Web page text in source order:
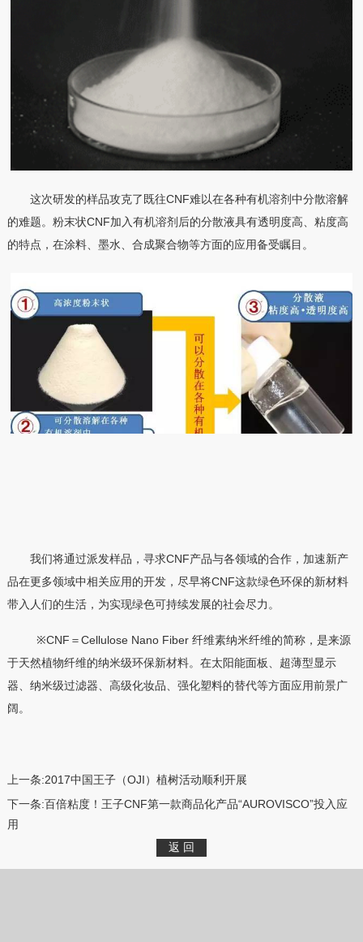
这次研发的样品攻克了既往CNF难以在各种有机溶剂中分散溶解
的难题。粉末状CNF加入有机溶剂后的分散液具有透明度高、粘度高
的特点，在涂料、墨水、合成聚合物等方面的应用备受瞩目。
我们将通过派发样品，寻求CNF产品与各领域的合作，加速新产
品在更多领域中相关应用的开发，尽早将CNF这款绿色环保的新材料
带入人们的生活，为实现绿色可持续发展的社会尽力。
※CNF＝Cellulose Nano Fiber 纤维素纳米纤维的简称，是来源
于天然植物纤维的纳米级环保新材料。在太阳能面板、超薄型显示
器、纳米级过滤器、高级化妆品、强化塑料的替代等方面应用前景广
阔。
上一条:2017中国王子（OJI）植树活动顺利开展
下一条:百倍粘度！王子CNF第一款商品化产品“AUROVISCO”投入应
用